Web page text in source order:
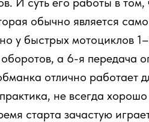
обычно является
у быстрых мотоциклов
а 6-я передача
отлично работает
не всегда
старта зачастую